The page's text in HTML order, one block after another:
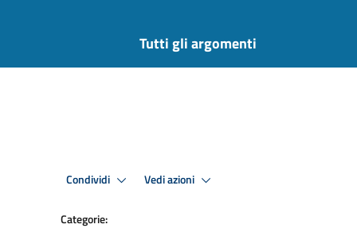
Tutti gli argomenti
Condividi Vedi azioni
Categorie: